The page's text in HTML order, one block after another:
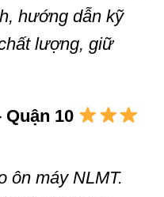
hướng dẫn kỹ
lượng, giữ
Quận 10
ôn máy NLMT.